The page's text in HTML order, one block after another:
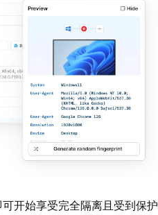
可开始享受完全隔离且受到保护